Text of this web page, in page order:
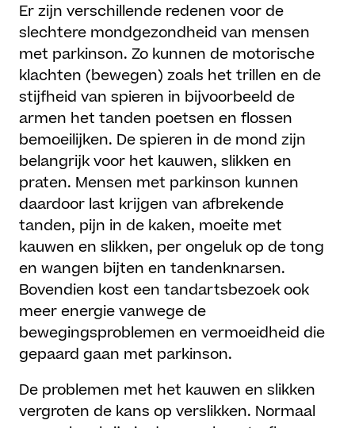
Er zijn verschillende redenen voor de
slechtere mondgezondheid van mensen
met parkinson. Zo kunnen de motorische
klachten (bewegen) zoals het trillen en de
stijfheid van spieren in bijvoorbeeld de
armen het tanden poetsen en flossen
bemoeilijken. De spieren in de mond zijn
belangrijk voor het kauwen, slikken en
praten. Mensen met parkinson kunnen
daardoor last krijgen van afbrekende
tanden, pijn in de kaken, moeite met
kauwen en slikken, per ongeluk op de tong
en wangen bijten en tandenknarsen.
Bovendien kost een tandartsbezoek ook
meer energie vanwege de
bewegingsproblemen en vermoeidheid die
gepaard gaan met parkinson.
De problemen met het kauwen en slikken
vergroten de kans op verslikken. Normaal